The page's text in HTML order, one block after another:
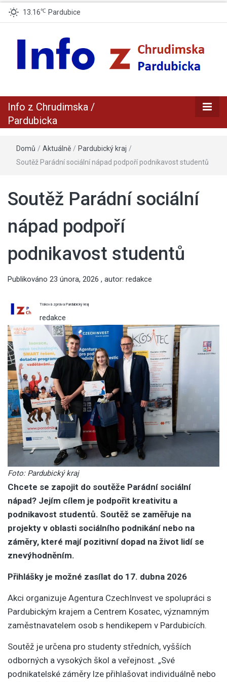
13.16℃ Pardubice
Info z
Pardubicka
Info z Chrudimska /
Pardubicka
Domů / Aktuálně / Pardubický kraj /
Soutěž Parádní sociální nápad podpoří podnikavost studentů
Soutěž Parádní sociální
nápad podpoří
podnikavost studentů
Publikováno 23 února, 2026 , autor: redakce
Tisková zpráva Pardubický kraj
redakce
Foto: Pardubický kraj
Chcete se zapojit do soutěže Parádní sociální
nápad? Jejím cílem je podpořit kreativitu a
podnikavost studentů. Soutěž se zaměřuje na
projekty v oblasti sociálního podnikání nebo na
záměry, které mají pozitivní dopad na život lidí se
znevýhodněním.
Přihlášky je možné zasílat do 17. dubna 2026
Akci organizuje Agentura CzechInvest ve spolupráci s
Pardubickým krajem a Centrem Kosatec, významným
zaměstnavatelem osob s hendikepem v Pardubicích.
Soutěž je určena pro studenty středních, vyšších
odborných a vysokých škol a veřejnost. „Své
podnikatelské záměry lze přihlašovat individuálně nebo